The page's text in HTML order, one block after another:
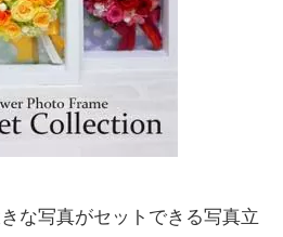
な写真がセットできる写真立